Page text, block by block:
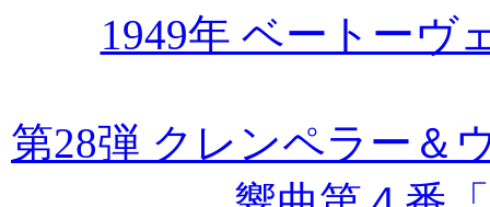
1949年 ベートーヴ
第28弾 クレンペラー＆